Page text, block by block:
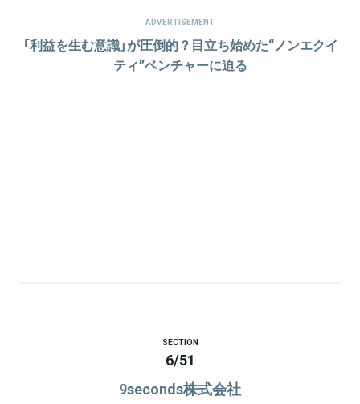
ADVERTISEMENT
「利益を生む意識」が圧倒的？目立ち始めた“ノンエクイ
ティ”ベンチャーに迫る
SECTION
6/51
9seconds株式会社